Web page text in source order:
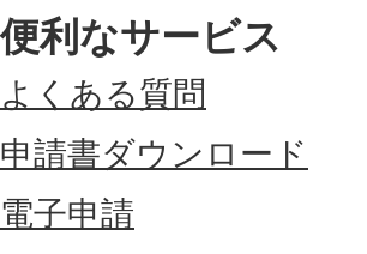
便利なサービス
よくある質問
申請書ダウンロード
電子申請